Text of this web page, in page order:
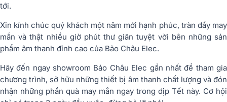
tới.
Xin kính chúc quý khách một năm mới hạnh phúc, tràn đầy may
mắn và thật nhiều giờ phút thư giãn tuyệt vời bên những sản
phẩm âm thanh đỉnh cao của Bảo Châu Elec.
Hãy đến ngay showroom Bảo Châu Elec gần nhất để tham gia
chương trình, sở hữu những thiết bị âm thanh chất lượng và đón
nhận những phần quà may mắn ngay trong dịp Tết này. Cơ hội